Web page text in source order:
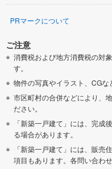
PRマークについて
ご注意
消費税および地方消費税の対
す。
物件の写真やイラスト、CGな
市区町村の合併などにより、
ださい。
「新築一戸建て」には、完成
る場合があります。
「新築一戸建て」には、販売
項目もあります。各問い合わ